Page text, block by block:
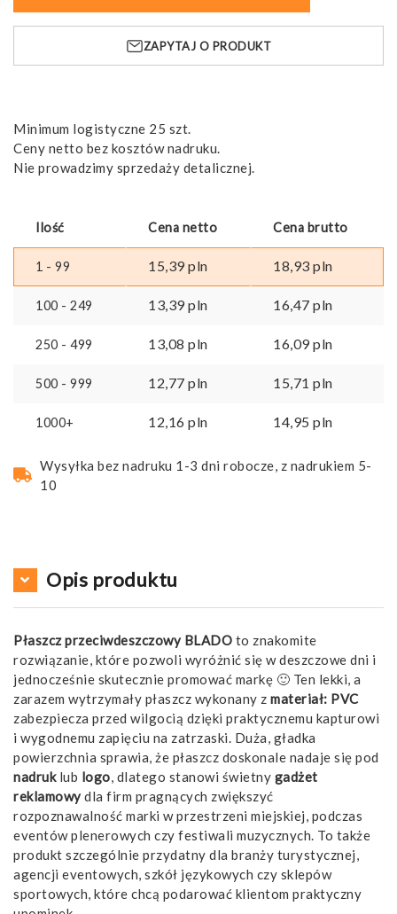
ZAPYTAJ O PRODUKT
Minimum logistyczne 25 szt.
Ceny netto bez kosztów nadruku.
Nie prowadzimy sprzedaży detalicznej.
Ilość Cena netto Cena brutto
1 - 99 15,39pln 18,93 pln
100 - 249 13,39pln 16,47 pln
250 - 499 13,08 pln 16,09pln
500 - 999 12,77 pln 15,71 pln
1000+ 12,16 pln 14,95 pln
Wysyłka bez nadruku 1-3 dni robocze, z nadrukiem 5-
10
Opis produktu
Płaszcz przeciwdeszczowy BLADO to znakomite
rozwiązanie, które pozwoli wyróżnić się w deszczowe dni i
jednocześnie skutecznie promować markę 🙂 Ten lekki, a
zarazem wytrzymały płaszcz wykonany z materiał: PVC
zabezpiecza przed wilgocią dzięki praktycznemu kapturowi
i wygodnemu zapięciu na zatrzaski. Duża, gładka
powierzchnia sprawia, że płaszcz doskonale nadaje się pod
nadruklub logo, dlatego stanowi świetny gadżet
reklamowydla firm pragnących zwiększyć
rozpoznawalność marki w przestrzeni miejskiej, podczas
eventów plenerowych czy festiwali muzycznych. To także
produkt szczególnie przydatny dla branży turystycznej,
agencji eventowych, szkół językowych czy sklepów
sportowych, które chcą podarować klientom praktyczny